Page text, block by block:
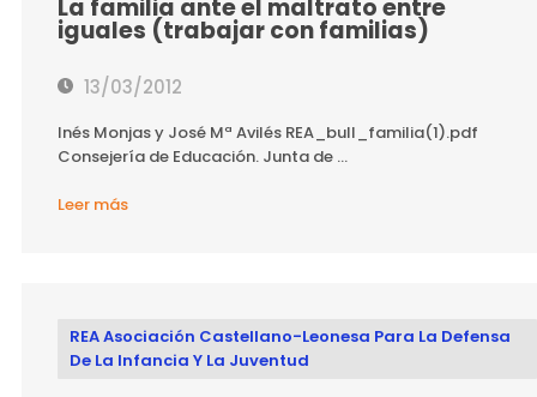
La familia ante el maltrato entre
iguales (trabajar con familias)
13/03/2012
Inés Monjas y José Mª Avilés REA_bull_familia(1).pdf
Consejería de Educación. Junta de ...
Leer más
REA Asociación Castellano-Leonesa Para La Defensa
De La Infancia Y La Juventud